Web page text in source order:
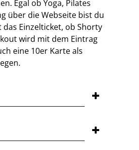
Egal ob Yoga, Pilates
über die Webseite bist du
Einzelticket, ob Shorty
wird mit dem Eintrag
eine 10er Karte als